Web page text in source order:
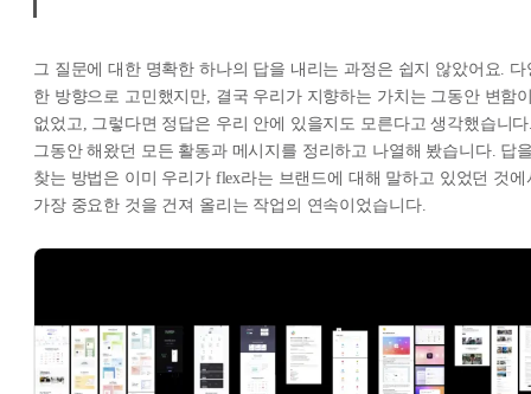
그 질문에 대한 명확한 하나의 답을 내리는 과정은 쉽지 않았어요. 다
한 방향으로 고민했지만, 결국 우리가 지향하는 가치는 그동안 변함
없었고, 그렇다면 정답은 우리 안에 있을지도 모른다고 생각했습니
그동안 해왔던 모든 활동과 메시지를 정리하고 나열해 봤습니다. 답
찾는 방법은 이미 우리가 flex라는 브랜드에 대해 말하고 있었던 것에
가장 중요한 것을 건져 올리는 작업의 연속이었습니다.